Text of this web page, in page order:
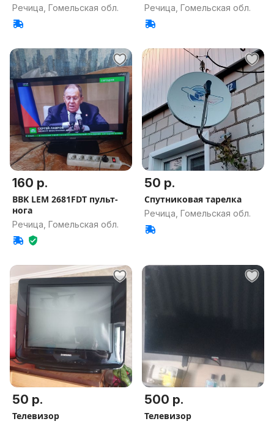
Речица, Гомельская обл. Речица, Гомельская обл.
160 р.
BBK LEM 2681FDT пульт-
нога
Речица, Гомельская обл.
50 р.
Спутниковая тарелка
Речица, Гомельская обл.
50 р.
Телевизор
500 р.
Телевизор